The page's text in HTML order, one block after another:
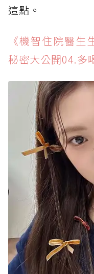
這點。
《機智住院醫生
秘密大公開04.多